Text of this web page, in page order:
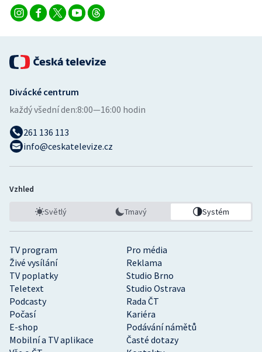
TV program
Pro média
Živé vysílání
Reklama
TV poplatky
Studio Brno
Teletext
Studio Ostrava
Podcasty
Rada ČT
Počasí
Kariéra
E-shop
Podávání námětů
Mobilní a TV aplikace
Časté dotazy
Divácké centrum
každý všední den:8:00—16:00 hodin
261 136 113
info@ceskatelevize.cz
Vzhled
Světlý Tmavý Systém